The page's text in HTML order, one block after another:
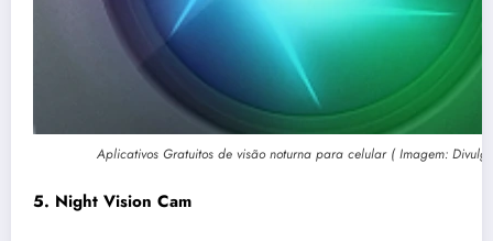
Aplicativos Gratuitos de visão noturna para celular ( Imagem:
5. Night Vision Cam